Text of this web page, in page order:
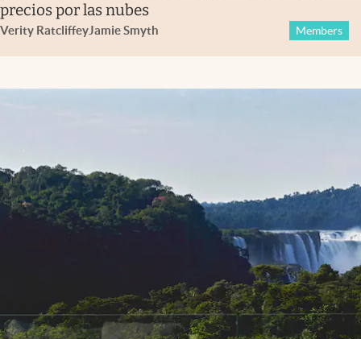
precios por las nubes
Verity RatcliffeyJamie Smyth Members